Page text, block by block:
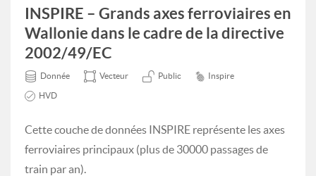
INSPIRE – Grands axes ferroviaires en
Wallonie dans le cadre de la directive
2002/49/EC
Donnée Vecteur Public Inspire
HVD
Cette couche de données INSPIRE représente les axes
ferroviaires principaux (plus de 30000 passages de
train par an).